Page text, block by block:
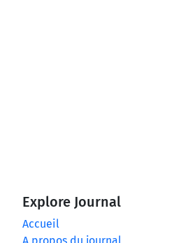
Explore Journal
Accueil